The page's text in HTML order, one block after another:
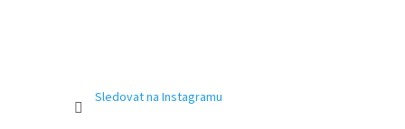
Sledovat na Instagramu